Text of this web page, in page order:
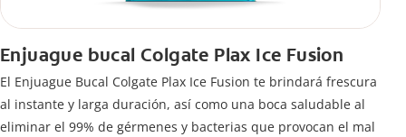
Enjuague bucal Colgate Plax Ice Fusion
El Enjuague Bucal Colgate Plax Ice Fusion te brindará frescura
al instante y larga duración, así como una boca saludable al
eliminar el 99% de gérmenes y bacterias que provocan el mal